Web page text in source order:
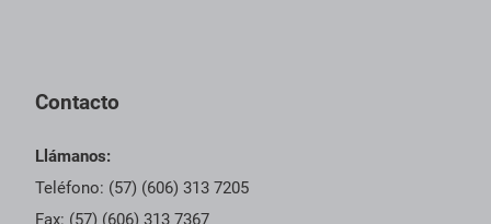
Contacto
Llámanos:
Teléfono: (57) (606) 313 7205
Fax: (57) (606) 313 7367